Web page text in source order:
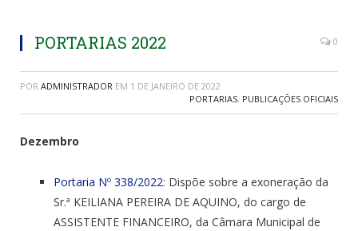
PORTARIAS 2022 0
POR ADMINISTRADOR EM 1 DE JANEIRO DE 2022
PORTARIAS, PUBLICAÇÕES OFICIAIS
Dezembro
Portaria Nº 338/2022: Dispõe sobre a exoneração da
Sr.ª KEILIANA PEREIRA DE AQUINO, do cargo de
ASSISTENTE FINANCEIRO, da Câmara Municipal de